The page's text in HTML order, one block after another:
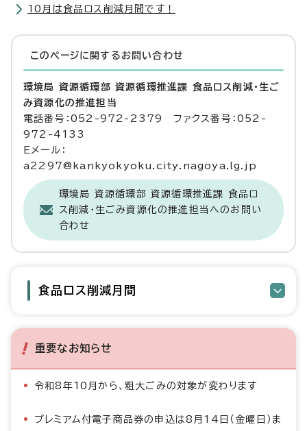
10月は食品ロス削減月間です！
このページに関する お問い合わせ
環境局 資源循環部 資源循環推進課 食品ロス削減・生ご
み資源化の推進担当
電話番号：052-972-2379 ファクス番号：052-
972-4133
Eメール：
a2297@kankyokyoku.city.nagoya.lg.jp
環境局 資源循環部 資源循環推進課 食品ロ
ス削減・生ごみ資源化の推進担当へのお問い
合わせ
食品ロス削減月間
重要なお知らせ
令和8年10月から、粗大ごみの対象が変わります
プレミアム付電子商品券の申込は8月14日（金曜日）ま